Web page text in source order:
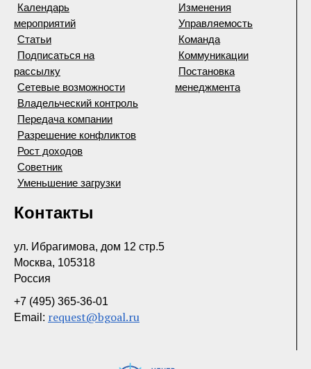
Календарь
мероприятий
Статьи
Подписаться на
рассылку
Изменения
Управляемость
Команда
Коммуникации
Постановка
менеджмента
Сетевые возможности
Владельческий контроль
Передача компании
Разрешение конфликтов
Рост доходов
Советник
Уменьшение загрузки
Контакты
ул. Ибрагимова, дом 12 стр.5
Москва, 105318
Россия
+7 (495) 365-36-01
Email: request@bgoal.ru